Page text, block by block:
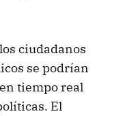
ciudadanos
se podrían
tiempo real
El